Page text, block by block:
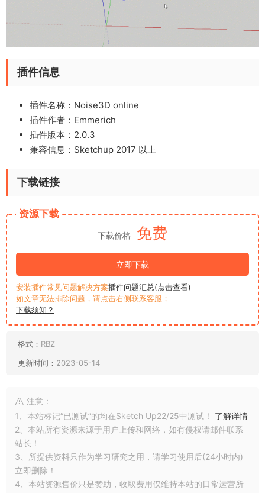
插件信息
插件名称：Noise3D online
插件作者：Emmerich
插件版本：2.0.3
兼容信息：Sketchup 2017 以上
下载链接
资源下载
下载价格 免费
立即下载
安装插件常见问题解决方案插件问题汇总(点击查看)
如文章无法排除问题，请点击右侧联系客服；
下载须知？
格式： RBZ
更新时间： 2023-05-14
注意：
1、本站标记“已测试”的均在Sketch Up22/25中测试！ 了解详情
2、本站所有资源来源于用户上传和网络，如有侵权请邮件联系
站长！
3、所提供资料只作为学习研究之用，请学习使用后(24小时内)
立即删除！
4、本站资源售价只是赞助，收取费用仅维持本站的日常运营所